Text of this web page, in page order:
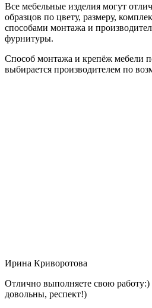
Все мебельные изделия могут
образцов по цвету, размеру,
способами монтажа и
фурнитуры.
Способ монтажа и крепёж мебели
выбирается производителем по
Ирина Криворотова
Отлично выполняете свою работу:)
довольны, респект!)